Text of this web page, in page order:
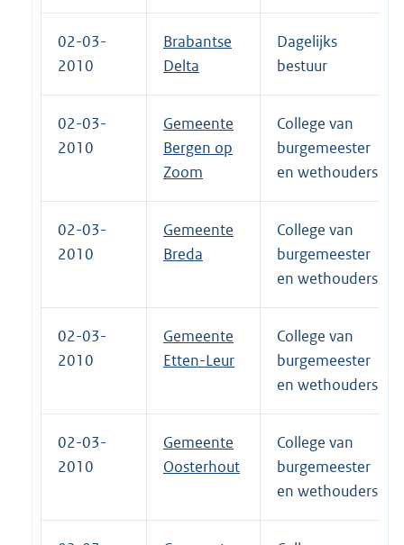
02-03-
2010
Brabantse
Delta
Dagelijks
bestuur
02-03-
2010
Gemeente
Bergen op
Zoom
College van
burgemeester
en wethouders
02-03-
2010
Gemeente
Breda
College van
burgemeester
en wethouders
02-03-
2010
Gemeente
Etten-Leur
College van
burgemeester
en wethouders
02-03-
2010
Gemeente
Oosterhout
College van
burgemeester
en wethouders